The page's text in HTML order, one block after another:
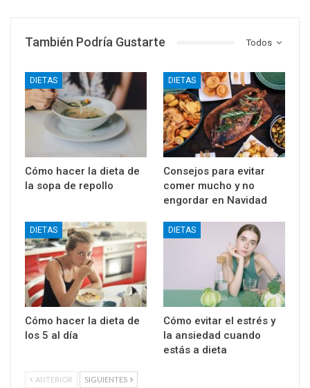
Todos
También Podría Gustarte
DIETAS
Cómo hacer la dieta de
la sopa de repollo
DIETAS
Consejos para evitar
comer mucho y no
engordar en Navidad
DIETAS
Cómo hacer la dieta de
los 5 al día
DIETAS
Cómo evitar el estrés y
la ansiedad cuando
estás a dieta
ANTERIOR SIGUIENTES